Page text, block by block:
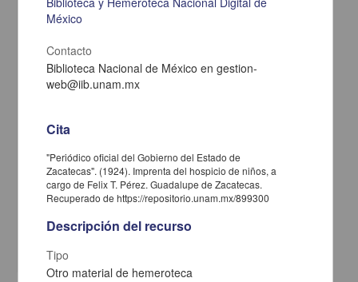
Periódico oficial del Gobierno del Estado libre y soberano de
Tamaulipas
Multidisciplina
México
Contacto
Biblioteca Nacional de México en gestion-
web@iib.unam.mx
Cita
"Periódico oficial del Gobierno del Estado de
Zacatecas". (1924). Imprenta del hospicio de niños, a
cargo de Felix T. Pérez. Guadalupe de Zacatecas.
Recuperado de https://repositorio.unam.mx/899300
Descripción del recurso
Tipo
Otro material de hemeroteca